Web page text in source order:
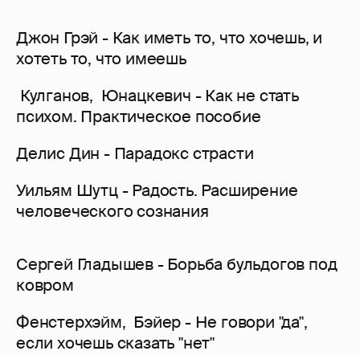
Джон Грэй - Как иметь то, что хочешь, и
хотеть то, что имеешь
Кулганов, Юнацкевич - Как не стать
психом. Практическое пособие
Делис Дин - Парадокс страсти
Уильям Шутц - Радость. Расширение
человеческого сознания
Сергей Гладышев - Борьба бульдогов под
ковром
Фенстерхэйм, Бэйер - Не говори "да",
если хочешь сказать "нет"